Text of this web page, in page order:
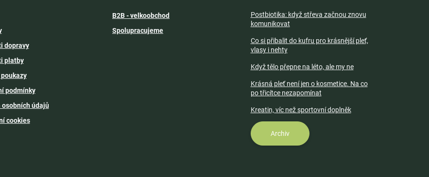
dopravy
platby
podmínky
osobních údajů
cookies
B2B - velkoobchod
Spolupracujeme
Postbiotika: když střeva začnou znovu
komunikovat
Co si přibalit do kufru pro krásnější pleť,
vlasy i nehty
Když tělo přepne na léto, ale my ne
Krásná pleť není jen o kosmetice. Na co
po třicítce nezapomínat
Kreatin, víc než sportovní doplněk
Archiv